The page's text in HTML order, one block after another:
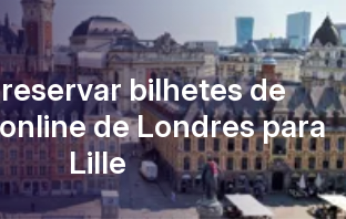
bilhetes de
de Londres para
Lille